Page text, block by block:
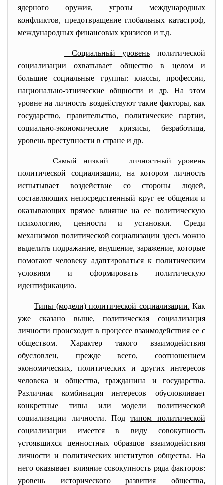
ядерного оружия, угрозы международных
конфликтов, предотвращение глобальных катастроф,
международных финансовых кризисов и т.д.
Социальный уровень политической
социализации охватывает общество в целом и
большие социальные группы: классы, профессии,
национально-этнические общности и др. На этом
уровне на личность воздействуют такие факторы, как
государство, правительство, политические партии,
социально-экономические кризисы, безработица,
уровень преступности в стране и др.
Самый низкий — личностный уровень
политической социализации, на котором личность
испытывает воздействие со стороны людей,
составляющих непосредственный круг ее общения и
оказывающих прямое влияние на ее политическую
психологию, ценности и установки. Среди
механизмов политической социализации здесь можно
выделить подражание, внушение, заражение, которые
помогают человеку адаптироваться к политическим
условиям и сформировать политическую
идентификацию.
Типы (модели) политической социализации. Как
уже сказано выше, политическая социализация
личности происходит в процессе взаимодействия ее с
обществом. Характер такого взаимодействия
обусловлен, прежде всего, соотношением
экономических, политических и других интересов
человека и общества, гражданина и государства.
Различная комбинация интересов обусловливает
конкретные типы или модели политической
социализации личности. Подтипом политической
социализации имеется в виду совокупность
устоявшихся ценностных образцов взаимодействия
личности и политических институтов общества. На
него оказывает влияние совокупность ряда факторов:
уровень исторического развития общества,